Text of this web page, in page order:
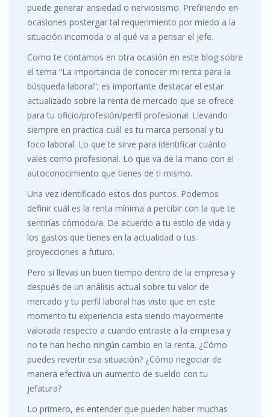
puede generar ansiedad o nerviosismo. Prefiriendo en
ocasiones postergar tal requerimiento por miedo a la
situación incomoda o al qué va a pensar el jefe.
Como te contamos en otra ocasión en este blog sobre
el tema “La importancia de conocer mi renta para la
búsqueda laboral”; es importante destacar el estar
actualizado sobre la renta de mercado que se ofrece
para tu oficio/profesión/perfil profesional. Llevando
siempre en practica cuál es tu marca personal y tu
foco laboral. Lo que te sirve para identificar cuánto
vales como profesional. Lo que va de la mano con el
autoconocimiento que tienes de ti mismo.
Una vez identificado estos dos puntos. Podemos
definir cuál es la renta mínima a percibir con la que te
sentirías cómodo/a. De acuerdo a tu estilo de vida y
los gastos que tienes en la actualidad o tus
proyecciones a futuro.
Pero si llevas un buen tiempo dentro de la empresa y
después de un análisis actual sobre tu valor de
mercado y tu perfil laboral has visto que en este
momento tu experiencia esta siendo mayormente
valorada respecto a cuando entraste a la empresa y
no te han hecho ningún cambio en la renta. ¿Cómo
puedes revertir esa situación? ¿Cómo negociar de
manera efectiva un aumento de sueldo con tu
jefatura?
Lo primero, es entender que pueden haber muchas